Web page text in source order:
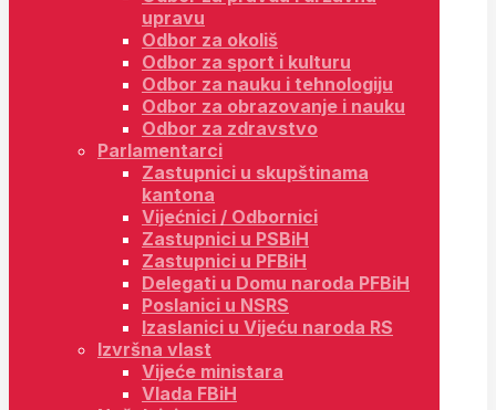
upravu
Odbor za okoliš
Odbor za sport i kulturu
Odbor za nauku i tehnologiju
Odbor za obrazovanje i nauku
Odbor za zdravstvo
Parlamentarci
Zastupnici u skupštinama
kantona
Vijećnici / Odbornici
Zastupnici u PSBiH
Zastupnici u PFBiH
Delegati u Domu naroda PFBiH
Poslanici u NSRS
Izaslanici u Vijeću naroda RS
Izvršna vlast
Vijeće ministara
Vlada FBiH